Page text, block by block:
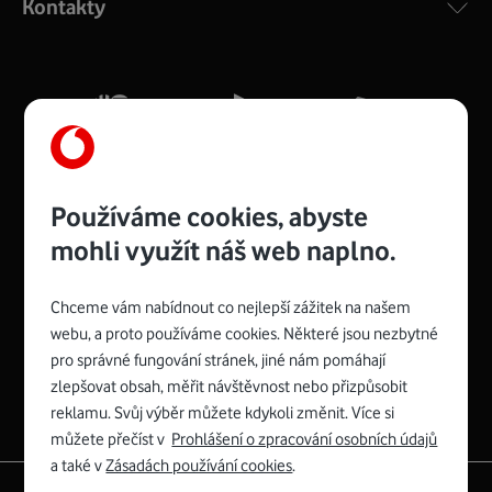
silný signál pro celou domácnost. Kompaktní rozměry 21
Více o COMPAL CH7465VF
Zyxel VMG8623-T50B:
Rozměry modemu jsou 16 x 22 x 7,5 cm (včetně stojánku)
a nabízí 4 gigabitové LAN porty a bezdrátové připojení Wi-
Fi ve verzích 802.11 b/g/n/ac pro frekvenci 2,4 GHz a
Spojte se s Vodafonem
Kontakty
Používáme cookies, abyste
mohli využít náš web naplno.
Chceme vám nabídnout co nejlepší zážitek na našem
webu, a proto používáme cookies. Některé jsou nezbytné
pro správné fungování stránek, jiné nám pomáhají
zlepšovat obsah, měřit návštěvnost nebo přizpůsobit
reklamu. Svůj výběr můžete kdykoli změnit. Více si
můžete přečíst v Prohlášení o zpracování osobních údajů
a také vZásadách používání cookies.